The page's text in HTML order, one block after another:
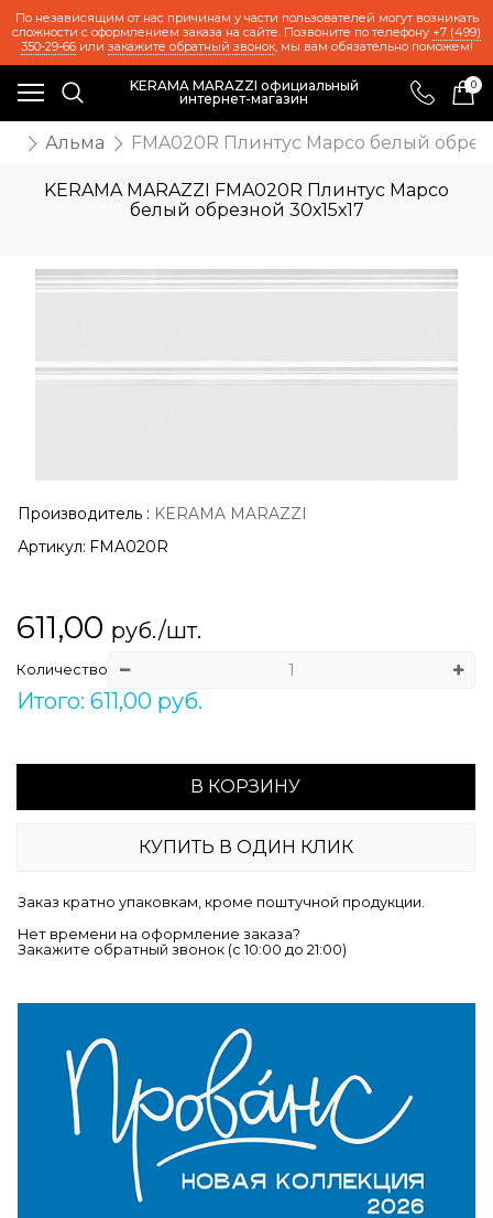
По независящим от нас причинам у части пользователей могут возникать
сложности с оформлением заказа на сайте. Позвоните по телефону +7 (499)
350-29-66или закажите обратный звонок, мы вам обязательно поможем!
KERAMA MARAZZI официальный
интернет-магазин
0
Альма FMA020R Плинтус Марсо белый
KERAMA MARAZZI FMA020R Плинтус Марсо
белый обрезной 30х15х17
Производитель : KERAMA MARAZZI
Артикул: FMA020R
611,00 руб./шт.
Количество
Итого: 611,00 руб.
В КОРЗИНУ
КУПИТЬ В ОДИН КЛИК
Заказ кратно упаковкам, кроме поштучной продукции.
Нет времени на оформление заказа?
Закажите обратный звонок (c 10:00 до 21:00)